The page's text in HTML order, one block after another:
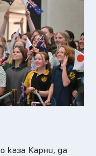
каза Карни, да